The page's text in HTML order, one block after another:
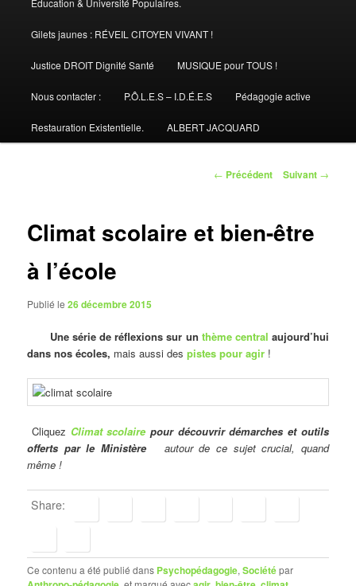
Gilets jaunes : RÉVEIL CITOYEN VIVANT !
Justice DROIT Dignité Santé MUSIQUE pour TOUS !
Nous contacter : P.Ô.L.E.S – I.D.É.E.S Pédagogie active
Restauration Existentielle. ALBERT JACQUARD
Navigation
← Précédent Suivant →
Climat scolaire et bien-être
à l’école
Publié le26 décembre 2015
Une série de réflexions sur un thème central aujourd’hui
dans nos écoles, mais aussi des pistes pour agir !
Cliquez Climat scolaire pour découvrir démarches et outils
offerts par le Ministère autour de ce sujet crucial, quand
même !
Share:
Ce contenu a été publié dans Psychopédagogie,Sociétépar